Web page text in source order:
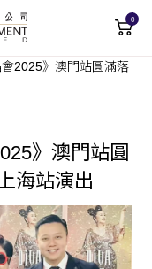
0
會2025》澳門站圓滿落
》澳門站圓
海站演出